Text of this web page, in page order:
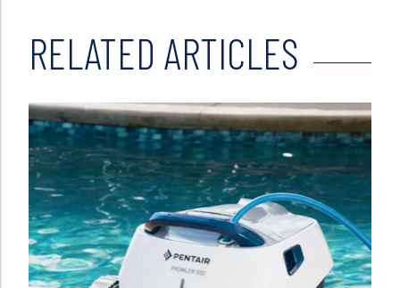
RELATED ARTICLES
Read